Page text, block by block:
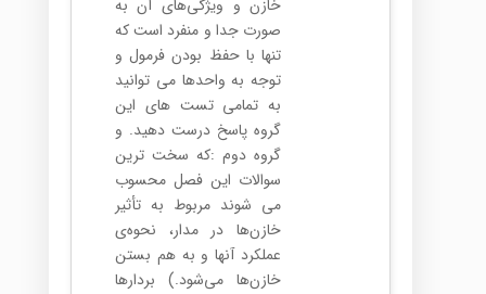
خازن و ویژگی‌های آن به
صورت جدا و منفرد است که
تنها با حفظ بودن فرمول و
توجه به واحد‌ها می توانید
به تمامی تست های این
گروه پاسخ درست دهید. و
گروه دوم :که سخت ترین
سوالات این فصل محسوب
می شوند مربوط به تأثیر
خازن‌ها در مدار، نحوه‌ی
عملکرد آنها و به هم بستن
خازن‌ها می‌شود.) بردارها